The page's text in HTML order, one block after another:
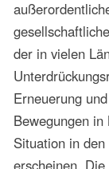
In den folgenden
Tagungen und
verschiedenen